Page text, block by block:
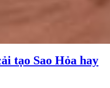
tạo Sao Hỏa hay